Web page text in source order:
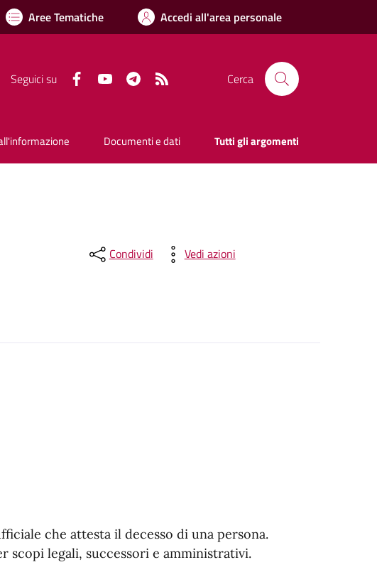
Aree Tematiche Accedi all'area personale
Seguici su FacebookYouTube Telegram Cerca
Documenti e dati Tutti gli argomenti
Condividi Vedi azioni
che attesta il decesso di una persona.
scopi legali, successori e amministrativi.